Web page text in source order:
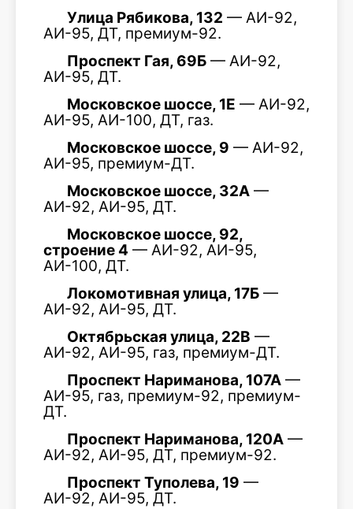
Улица Рябикова, 132 — АИ-92,
АИ-95, ДТ, премиум-92.
Проспект Гая, 69Б — АИ-92,
АИ-95, ДТ.
Московское шоссе, 1Е — АИ-92,
АИ-95, АИ-100, ДТ, газ.
Московское шоссе, 9 — АИ-92,
АИ-95, премиум-ДТ.
Московское шоссе, 32А —
АИ-92, АИ-95, ДТ.
Московское шоссе, 92,
строение 4 — АИ-92, АИ-95,
АИ-100, ДТ.
Локомотивная улица, 17Б —
АИ-92, АИ-95, ДТ.
Октябрьская улица, 22В —
АИ-92, АИ-95, газ, премиум-ДТ.
Проспект Нариманова, 107А —
АИ-95, газ, премиум-92, премиум-
ДТ.
Проспект Нариманова, 120А —
АИ-92, АИ-95, ДТ, премиум-92.
Проспект Туполева, 19 —
АИ-92, АИ-95, ДТ.